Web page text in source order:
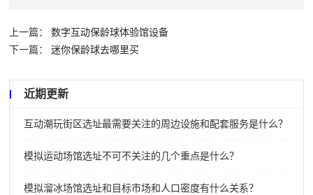
上一篇：
数字互动保龄球体验馆设备
下一篇：
迷你保龄球去哪里买
近期更新
互动潮玩街区选址最需要关注的周边设施和配套服务是什么？
模拟运动场馆选址不可不关注的几个重点是什么？
模拟溜冰场馆选址和目标市场和人口密度有什么关系？